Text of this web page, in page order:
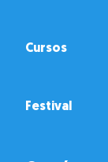
Cursos
Festival